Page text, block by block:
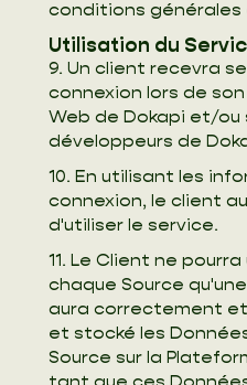
conditions générales
Utilisation du
9. Un client recevra
connexion lors de
Web de Dokapi et/ou
développeurs de
10. En utilisant les
connexion, le client
d'utiliser le service.
11. Le Client ne
chaque Source
aura correctement
et stocké les
Source sur la